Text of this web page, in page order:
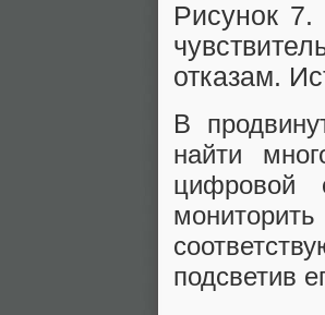
Рисунок
отказам.
В
найти
цифровой
подсветив